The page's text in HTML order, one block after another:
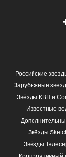
Российские
Зарубежные
Звёзды КВН и
Известные
Звёзды
Звёзды